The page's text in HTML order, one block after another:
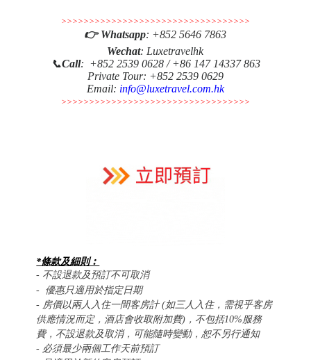
>>>>>>>>>>>>>>>>>>>>>>>>>>>>>>>>>>
👉Whatsapp: +852 5646 7863
Wechat: Luxetravelhk
📞Call: +852 2539 0628 / +86 147 14337 863
Private Tour: +852 2539 0629
Email: info@luxetravel.com.hk
>>>>>>>>>>>>>>>>>>>>>>>>>>>>>>>>>>
*條款及細則︰
- 不設退款及預訂不可取消
- 優惠只適用於指定日期
- 房價以兩人入住一間客房計 (如三人入住，需視乎客房
供應情況而定，酒店會收取附加費)，不包括10%服務
費，不設退款及取消，可能隨時變動，恕不另行通知
- 必須最少兩個工作天前預訂